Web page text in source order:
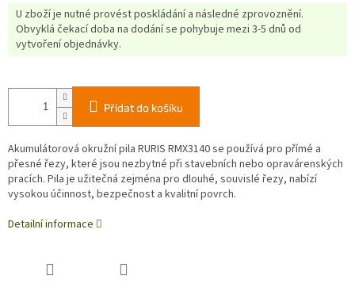
U zboží je nutné provést poskládání a následné zprovoznění.
Obvyklá čekací doba na dodání se pohybuje mezi 3-5 dnů od
vytvoření objednávky.
Přidat do košíku
Akumulátorová okružní pila RURIS RMX3140 se používá pro přímé a
přesné řezy, které jsou nezbytné při stavebních nebo opravárenských
pracích. Pila je užitečná zejména pro dlouhé, souvislé řezy, nabízí
vysokou účinnost, bezpečnost a kvalitní povrch.
Detailní informace